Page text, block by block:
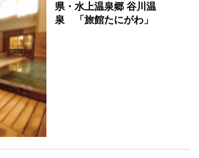
県・水上温泉郷 谷川温
泉 「旅館たにがわ」